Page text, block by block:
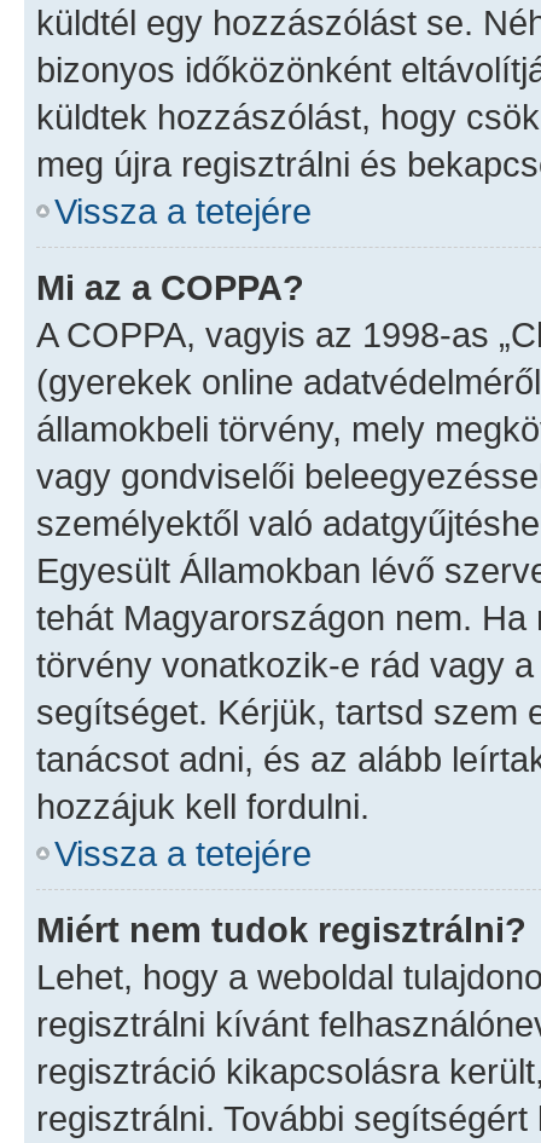
küldtél egy hozzászólást se.
bizonyos időközönként
küldtek hozzászólást, hogy
meg újra regisztrálni és
Vissza a tetejére
Mi az a COPPA?
A COPPA, vagyis az 1998-as
(gyerekek online
államokbeli törvény, mely
vagy gondviselői
személyektől való
Egyesült Államokban lévő
tehát Magyarországon nem.
törvény vonatkozik-e rád vagy
segítséget. Kérjük, tartsd szem
tanácsot adni, és az alább
hozzájuk kell fordulni.
Vissza a tetejére
Miért nem tudok regisztrálni?
Lehet, hogy a weboldal
regisztrálni kívánt
regisztráció kikapcsolásra
regisztrálni. További